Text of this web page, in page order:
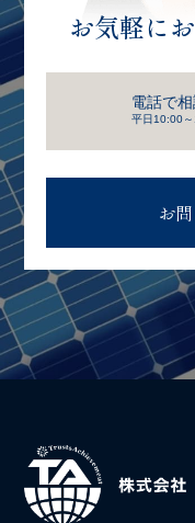
お気軽に
電話で相
平日10:00
お